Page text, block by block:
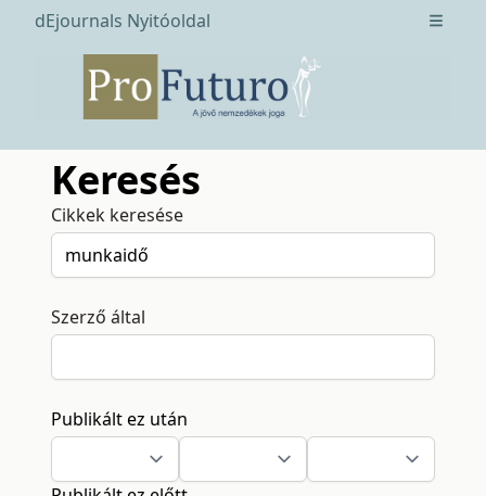
dEjournals Nyitóoldal Open
Keresés
Cikkek keresése
Szerző által
Publikált ez után